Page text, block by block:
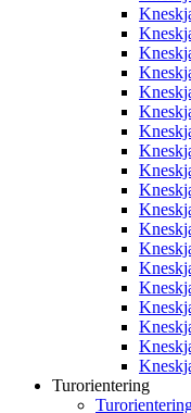
Turorientering